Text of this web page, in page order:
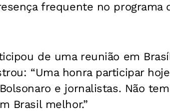
frequente no programa
de uma reunião em
“Uma honra participar
e jornalistas. Não
Brasil melhor.”